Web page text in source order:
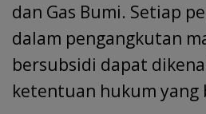
dan Gas Bumi. Setiap
dalam pengangkutan
bersubsidi dapat
ketentuan hukum yang